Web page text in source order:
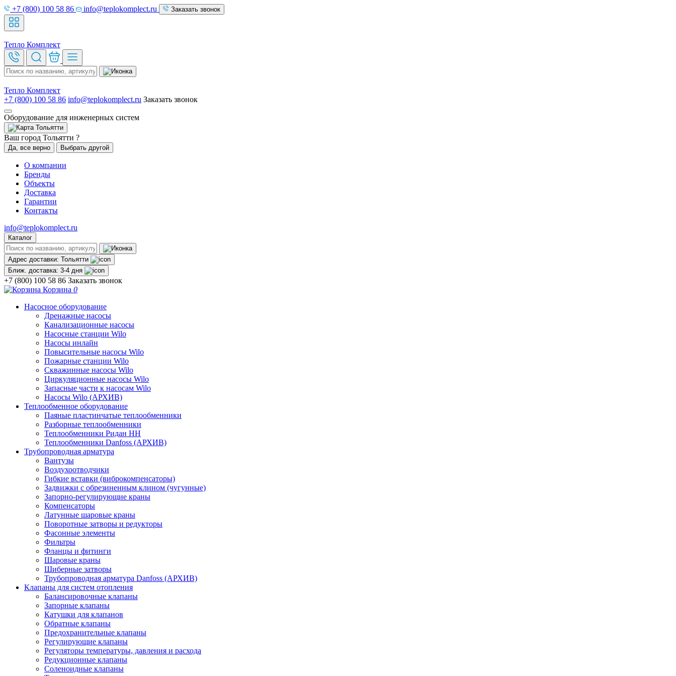
+7 (800) 100 58 86 info@teplokomplect.ru Заказать звонок
Тепло Комплект
Тепло Комплект
+7 (800) 100 58 86 info@teplokomplect.ru Заказать звонок
Оборудование для инженерных систем
Тольятти
Ваш город Тольятти ?
Да, все верно Выбрать другой
О компании
Бренды
Объекты
Доставка
Гарантии
Контакты
info@teplokomplect.ru
Каталог
Адрес доставки: Тольятти
Ближ. доставка: 3-4 дня
+7 (800) 100 58 86 Заказать звонок
Корзина 0
Насосное оборудование
Дренажные насосы
Канализационные насосы
Насосные станции Wilo
Насосы инлайн
Повысительные насосы Wilo
Пожарные станции Wilo
Скважинные насосы Wilo
Циркуляционные насосы Wilo
Запасные части к насосам Wilo
Насосы Wilo (АРХИВ)
Теплообменное оборудование
Паяные пластинчатые теплообменники
Разборные теплообменники
Теплообменники Ридан НН
Теплообменники Danfoss (АРХИВ)
Трубопроводная арматура
Вантузы
Воздухоотводчики
Гибкие вставки (виброкомпенсаторы)
Задвижки с обрезиненным клином (чугунные)
Запорно-регулирующие краны
Компенсаторы
Латунные шаровые краны
Поворотные затворы и редукторы
Фасонные элементы
Фильтры
Фланцы и фитинги
Шаровые краны
Шиберные затворы
Трубопроводная арматура Danfoss (АРХИВ)
Клапаны для систем отопления
Балансировочные клапаны
Запорные клапаны
Катушки для клапанов
Обратные клапаны
Предохранительные клапаны
Регулирующие клапаны
Регуляторы температуры, давления и расхода
Редукционные клапаны
Соленоидные клапаны